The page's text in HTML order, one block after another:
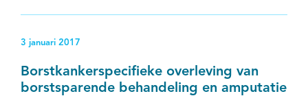
radiotherapie en systemische therapie geen rol
konden spelen.
3 januari 2017
Borstkankerspecifieke overleving van
borstsparende behandeling en amputatie